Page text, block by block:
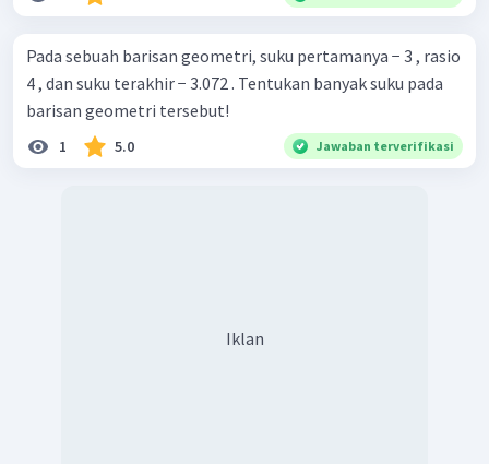
Pada sebuah barisan geometri, suku pertamanya − 3 , rasio
4 , dan suku terakhir − 3.072 . Tentukan banyak suku pada
barisan geometri tersebut!
1 5.0 Jawaban terverifikasi
Iklan